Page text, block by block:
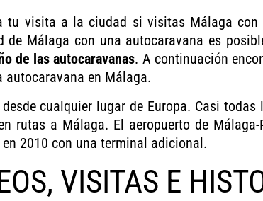
tu visita a la ciudad si visitas Málaga con
Málaga con una autocaravana es
de las autocaravanas. A continuación
autocaravana en Málaga.
cualquier lugar de Europa. Casi todas
rutas a Málaga. El aeropuerto de
2010 con una terminal adicional.
VISITAS E